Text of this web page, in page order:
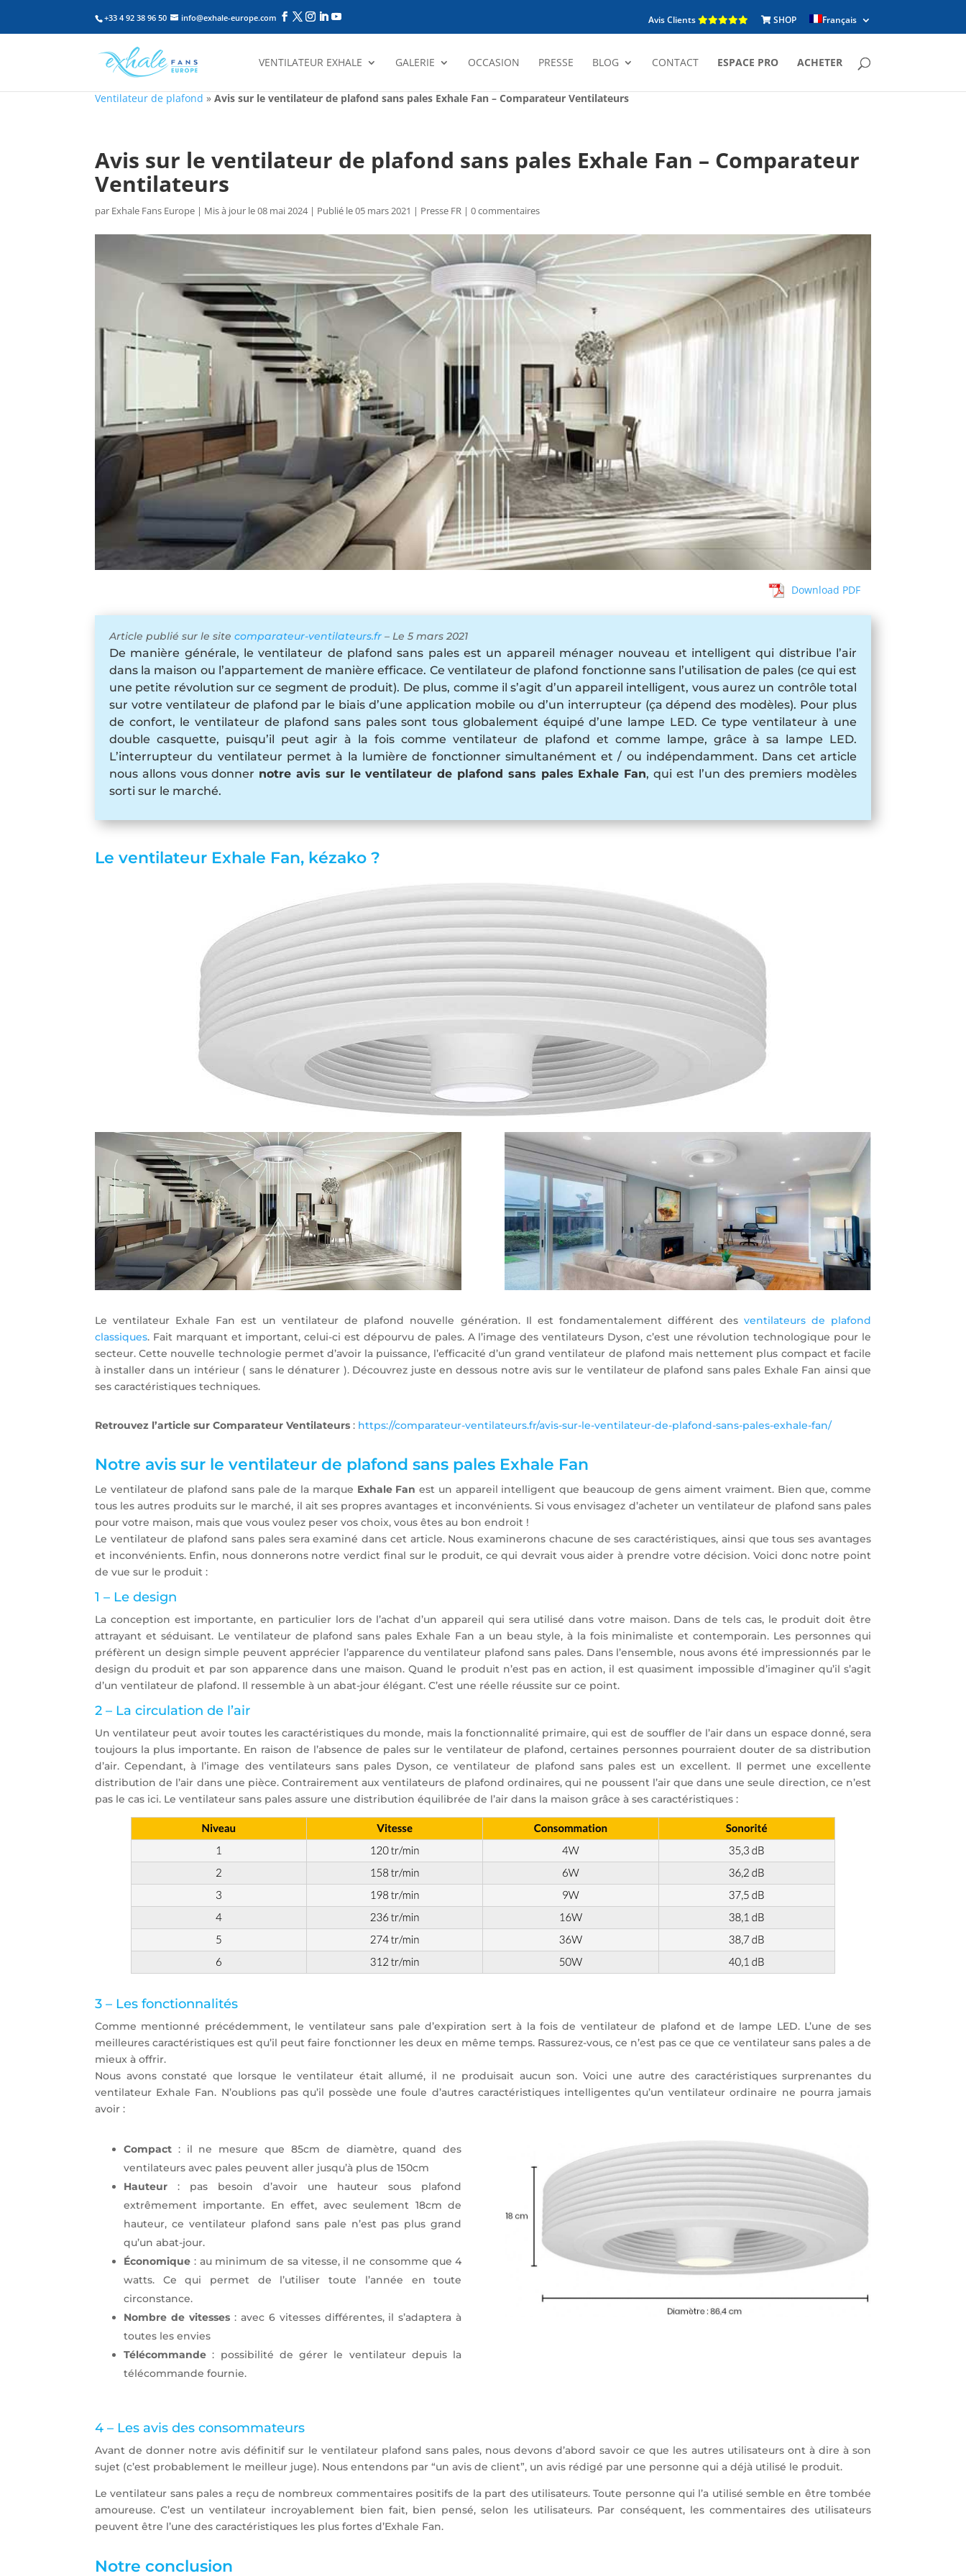
Ventilateur de plafond » Avis sur le ventilateur de plafond sans pales Exhale Fan – Comparateur Ventilateurs
+33 4 92 38 96 50 info@exhale-europe.com Avis Clients SHOP Français
VENTILATEUR EXHALE GALERIE OCCASION PRESSE BLOG CONTACT ESPACE PRO ACHETER
Avis sur le ventilateur de plafond sans pales Exhale Fan – Comparateur
Ventilateurs
par Exhale Fans Europe | Mis à jour le 08 mai 2024 | Publié le 05 mars 2021 | Presse FR | 0 commentaires
Download PDF
Article publié sur le site comparateur-ventilateurs.fr – Le 5 mars 2021
De manière générale, le ventilateur de plafond sans pales est un appareil ménager nouveau et intelligent qui distribue l’air
dans la maison ou l’appartement de manière efficace. Ce ventilateur de plafond fonctionne sans l’utilisation de pales (ce qui est
une petite révolution sur ce segment de produit). De plus, comme il s’agit d’un appareil intelligent, vous aurez un contrôle total
sur votre ventilateur de plafond par le biais d’une application mobile ou d’un interrupteur (ça dépend des modèles). Pour plus
de confort, le ventilateur de plafond sans pales sont tous globalement équipé d’une lampe LED. Ce type ventilateur à une
double casquette, puisqu’il peut agir à la fois comme ventilateur de plafond et comme lampe, grâce à sa lampe LED.
L’interrupteur du ventilateur permet à la lumière de fonctionner simultanément et / ou indépendamment. Dans cet article
nous allons vous donner notre avis sur le ventilateur de plafond sans pales Exhale Fan, qui est l’un des premiers modèles
sorti sur le marché.
Le ventilateur Exhale Fan, kézako ?
Le ventilateur Exhale Fan est un ventilateur de plafond nouvelle génération. Il est fondamentalement différent des ventilateurs de plafond
classiques. Fait marquant et important, celui-ci est dépourvu de pales. A l’image des ventilateurs Dyson, c’est une révolution technologique pour le
secteur. Cette nouvelle technologie permet d’avoir la puissance, l’efficacité d’un grand ventilateur de plafond mais nettement plus compact et facile
à installer dans un intérieur ( sans le dénaturer ). Découvrez juste en dessous notre avis sur le ventilateur de plafond sans pales Exhale Fan ainsi que
ses caractéristiques techniques.
Retrouvez l’article sur Comparateur Ventilateurs : https://comparateur-ventilateurs.fr/avis-sur-le-ventilateur-de-plafond-sans-pales-exhale-fan/
Notre avis sur le ventilateur de plafond sans pales Exhale Fan
Le ventilateur de plafond sans pale de la marque Exhale Fan est un appareil intelligent que beaucoup de gens aiment vraiment. Bien que, comme
tous les autres produits sur le marché, il ait ses propres avantages et inconvénients. Si vous envisagez d’acheter un ventilateur de plafond sans pales
pour votre maison, mais que vous voulez peser vos choix, vous êtes au bon endroit !
Le ventilateur de plafond sans pales sera examiné dans cet article. Nous examinerons chacune de ses caractéristiques, ainsi que tous ses avantages
et inconvénients. Enfin, nous donnerons notre verdict final sur le produit, ce qui devrait vous aider à prendre votre décision. Voici donc notre point
de vue sur le produit :
1 – Le design
La conception est importante, en particulier lors de l’achat d’un appareil qui sera utilisé dans votre maison. Dans de tels cas, le produit doit être
attrayant et séduisant. Le ventilateur de plafond sans pales Exhale Fan a un beau style, à la fois minimaliste et contemporain. Les personnes qui
préfèrent un design simple peuvent apprécier l’apparence du ventilateur plafond sans pales. Dans l’ensemble, nous avons été impressionnés par le
design du produit et par son apparence dans une maison. Quand le produit n’est pas en action, il est quasiment impossible d’imaginer qu’il s’agit
d’un ventilateur de plafond. Il ressemble à un abat-jour élégant. C’est une réelle réussite sur ce point.
2 – La circulation de l’air
Un ventilateur peut avoir toutes les caractéristiques du monde, mais la fonctionnalité primaire, qui est de souffler de l’air dans un espace donné, sera
toujours la plus importante. En raison de l’absence de pales sur le ventilateur de plafond, certaines personnes pourraient douter de sa distribution
d’air. Cependant, à l’image des ventilateurs sans pales Dyson, ce ventilateur de plafond sans pales est un excellent. Il permet une excellente
distribution de l’air dans une pièce. Contrairement aux ventilateurs de plafond ordinaires, qui ne poussent l’air que dans une seule direction, ce n’est
pas le cas ici. Le ventilateur sans pales assure une distribution équilibrée de l’air dans la maison grâce à ses caractéristiques :
3 – Les fonctionnalités
Comme mentionné précédemment, le ventilateur sans pale d’expiration sert à la fois de ventilateur de plafond et de lampe LED. L’une de ses
meilleures caractéristiques est qu’il peut faire fonctionner les deux en même temps. Rassurez-vous, ce n’est pas ce que ce ventilateur sans pales a de
mieux à offrir.
Nous avons constaté que lorsque le ventilateur était allumé, il ne produisait aucun son. Voici une autre des caractéristiques surprenantes du
ventilateur Exhale Fan. N’oublions pas qu’il possède une foule d’autres caractéristiques intelligentes qu’un ventilateur ordinaire ne pourra jamais
avoir :
Compact : il ne mesure que 85cm de diamètre, quand des
ventilateurs avec pales peuvent aller jusqu’à plus de 150cm
Hauteur : pas besoin d’avoir une hauteur sous plafond
extrêmement importante. En effet, avec seulement 18cm de
hauteur, ce ventilateur plafond sans pale n’est pas plus grand
qu’un abat-jour.
Économique : au minimum de sa vitesse, il ne consomme que 4
watts. Ce qui permet de l’utiliser toute l’année en toute
circonstance.
Nombre de vitesses: avec 6 vitesses différentes, il s’adaptera à
toutes les envies
Télécommande : possibilité de gérer le ventilateur depuis la
télécommande fournie.
4 – Les avis des consommateurs
Avant de donner notre avis définitif sur le ventilateur plafond sans pales, nous devons d’abord savoir ce que les autres utilisateurs ont à dire à son
sujet (c’est probablement le meilleur juge). Nous entendons par “un avis de client”, un avis rédigé par une personne qui a déjà utilisé le produit.
Le ventilateur sans pales a reçu de nombreux commentaires positifs de la part des utilisateurs. Toute personne qui l’a utilisé semble en être tombée
amoureuse. C’est un ventilateur incroyablement bien fait, bien pensé, selon les utilisateurs. Par conséquent, les commentaires des utilisateurs
peuvent être l’une des caractéristiques les plus fortes d’Exhale Fan.
Notre conclusion